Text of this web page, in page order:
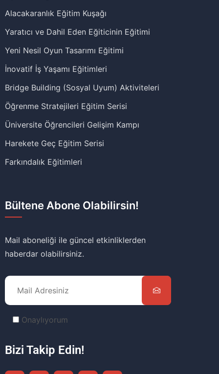
Alacakaranlık Eğitim Kuşağı
Yaratıcı ve Dahil Eden Eğiticinin Eğitimi
Yeni Nesil Oyun Tasarımı Eğitimi
İnovatif İş Yaşamı Eğitimleri
Bridge Building (Sosyal Uyum) Aktiviteleri
Öğrenme Stratejileri Eğitim Serisi
Üniversite Öğrencileri Gelişim Kampı
Harekete Geç Eğitim Serisi
Farkındalık Eğitimleri
Bültene Abone Olabilirsin!
Mail aboneliği ile güncel etkinliklerden
haberdar olabilirsiniz.
Onaylıyorum
Bizi Takip Edin!